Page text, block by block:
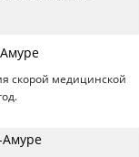
скорой медицинской
Амуре